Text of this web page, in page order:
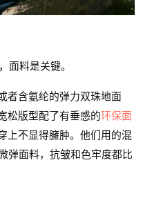
面料是关键。
者含氨纶的弹力双珠地面
松版型配了有垂感的环保面
上不显得臃肿。他们用的混
弹面料，抗皱和色牢度都比